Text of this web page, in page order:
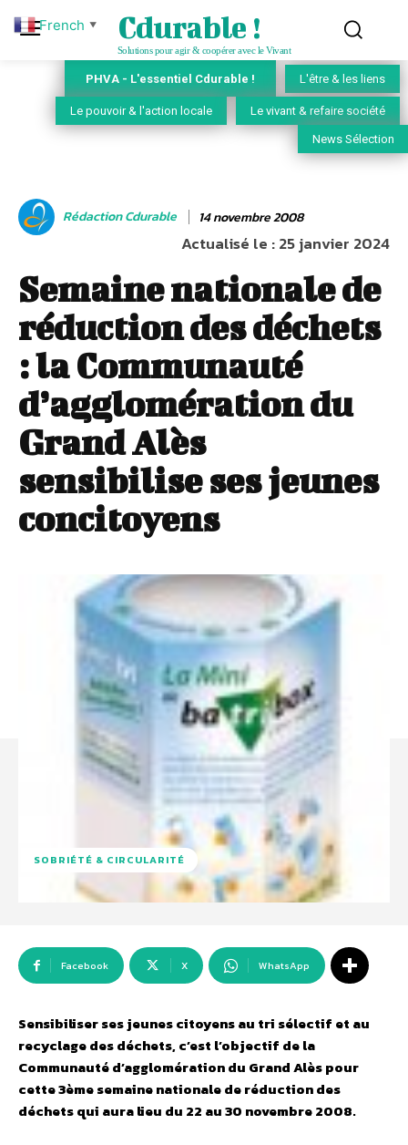
Cdurable !
Solutions pour agir & coopérer avec le Vivant
PHVA - L'essentiel Cdurable ! L'être & les liens
Le pouvoir & l'action locale Le vivant & refaire société
News Sélection
Rédaction Cdurable 14 novembre 2008
Actualisé le :25 janvier 2024
Semaine nationale de
réduction des déchets
: la Communauté
d’agglomération du
Grand Alès
sensibilise ses jeunes
concitoyens
SOBRIÉTÉ & CIRCULARITÉ
Facebook X WhatsApp
Sensibiliser ses jeunes citoyens au tri sélectif et au
recyclage des déchets, c’est l’objectif de la
Communauté d’agglomération du Grand Alès pour
cette 3ème semaine nationale de réduction des
déchets qui aura lieu du 22 au 30 novembre 2008.
French ▼